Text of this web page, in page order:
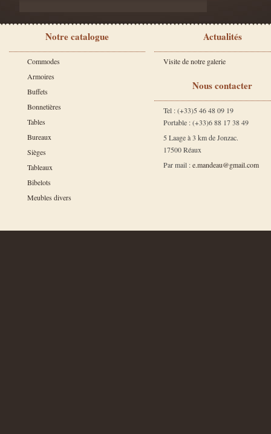
Notre catalogue
Commodes
Armoires
Buffets
Bonnetières
Tables
Bureaux
Sièges
Tableaux
Bibelots
Meubles divers
Actualités
Visite de notre galerie
Nous contacter
Tel : (+33)5 46 48 09 19
Portable : (+33)6 88 17 38 49
5 Laage à 3 km de Jonzac.
17500 Réaux
Par mail :e.mandeau@gmail.com